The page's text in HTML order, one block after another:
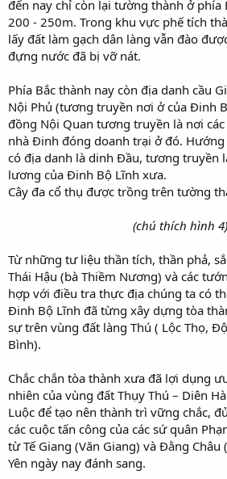
đến nay chỉ còn lại tường thành ở phía
200 - 250m. Trong khu vực phế tích
lấy đất làm gạch dân làng vẫn đào
đựng nước đã bị vỡ nát.
Phía Bắc thành nay còn địa danh cầu
Nội Phủ (tương truyền nơi ở của Đinh
đồng Nội Quan tương truyền là nơi
nhà Đinh đóng doanh trại ở đó. Hướng
có địa danh là dinh Đầu, tương truyền
lương của Đinh Bộ Lĩnh xưa.
Cây đa cổ thụ được trồng trên tường
(chú thích hình 4)​
Từ những tư liệu thần tích, thần phả,
Thái Hậu (bà Thiềm Nương) và các
hợp với điều tra thực địa chúng ta có
Đinh Bộ Lĩnh đã từng xây dựng tòa
sự trên vùng đất làng Thú ( Lộc Thọ,
Bình).
Chắc chắn tòa thành xưa đã lợi dụng
nhiên của vùng đất Thụy Thú – Diên
Luộc để tạo nên thành trì vững chắc,
các cuộc tấn công của các sứ quân
từ Tế Giang (Văn Giang) và Đằng
Yên ngày nay đánh sang.